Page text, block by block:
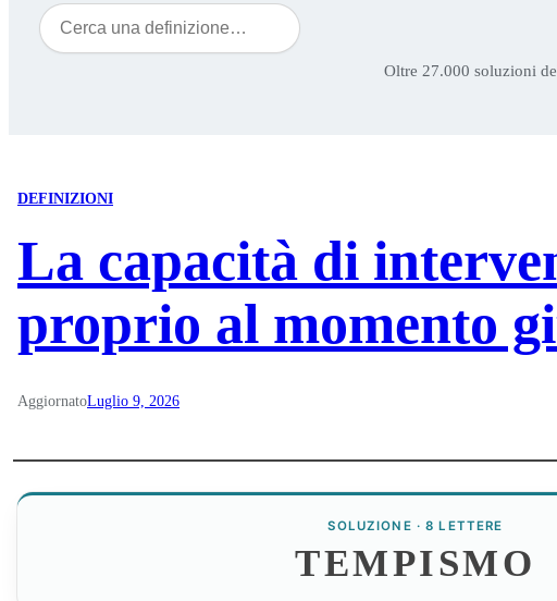
Cerca
Oltre 27.000 soluzioni
DEFINIZIONI
La capacità di
proprio al momento
AggiornatoLuglio 9, 2026
SOLUZIONE · 8 LETTERE
TEMPISMO